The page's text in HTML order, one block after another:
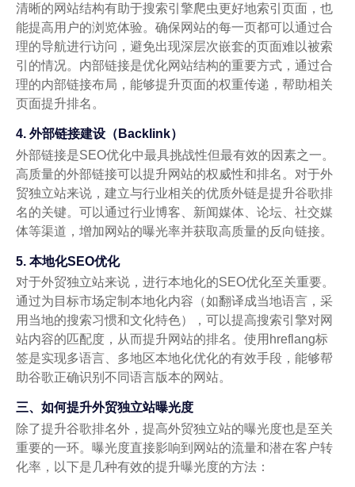
清晰的网站结构有助于搜索引擎爬虫更好地索引页面，也
能提高用户的浏览体验。确保网站的每一页都可以通过合
理的导航进行访问，避免出现深层次嵌套的页面难以被索
引的情况。内部链接是优化网站结构的重要方式，通过合
理的内部链接布局，能够提升页面的权重传递，帮助相关
页面提升排名。
4. 外部链接建设（Backlink）
外部链接是SEO优化中最具挑战性但最有效的因素之一。
高质量的外部链接可以提升网站的权威性和排名。对于外
贸独立站来说，建立与行业相关的优质外链是提升谷歌排
名的关键。可以通过行业博客、新闻媒体、论坛、社交媒
体等渠道，增加网站的曝光率并获取高质量的反向链接。
5. 本地化SEO优化
对于外贸独立站来说，进行本地化的SEO优化至关重要。
通过为目标市场定制本地化内容（如翻译成当地语言，采
用当地的搜索习惯和文化特色），可以提高搜索引擎对网
站内容的匹配度，从而提升网站的排名。使用hreflang标
签是实现多语言、多地区本地化优化的有效手段，能够帮
助谷歌正确识别不同语言版本的网站。
三、如何提升外贸独立站曝光度
除了提升谷歌排名外，提高外贸独立站的曝光度也是至关
重要的一环。曝光度直接影响到网站的流量和潜在客户转
化率，以下是几种有效的提升曝光度的方法：